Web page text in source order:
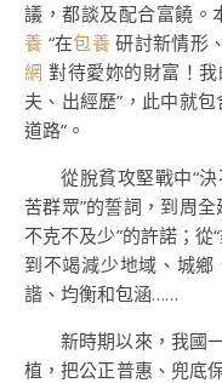
議，都談及配合富饒。
養 “在包養研討新情形
網 對待愛妳的財富！
夫、出經歷”，此中就
道路”。
從脫貧攻堅戰中“
苦群眾”的誓詞，到周
不克不及少”的許諾；從
到不竭減少地域、城
諧、均衡和包涵……
新時期以來，我國
植，把公正普惠、兜底